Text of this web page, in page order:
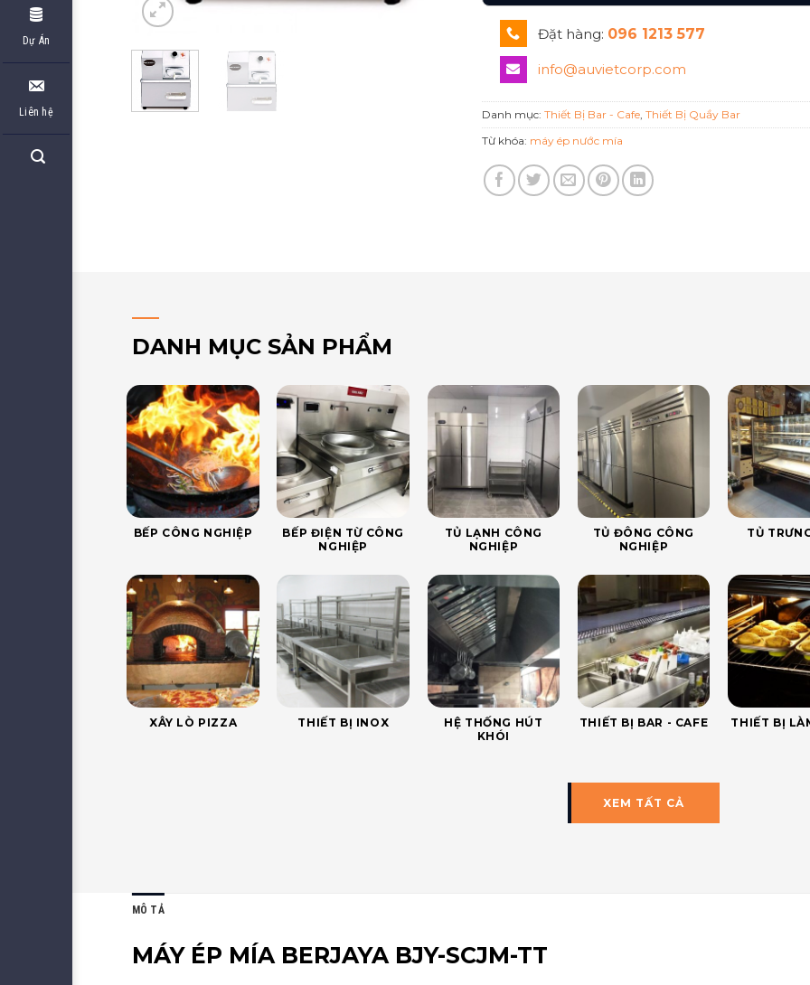
Dự Án
Liên hệ
Đặt hàng: 096 1213 577
info@auvietcorp.com
Danh mục:Thiết Bị Bar - Cafe ,Thiết Bị Quầy Bar
Từ khóa: máy ép nước mía
DANH MỤC SẢN PHẨM
BẾP CÔNG NGHIỆP
BẾP ĐIỆN TỪ CÔNG
NGHIỆP
TỦ LẠNH CÔNG
NGHIỆP
TỦ ĐÔNG CÔNG
NGHIỆP
TỦ
XÂY LÒ PIZZA THIẾT BỊ INOX
HỆ THỐNG HÚT
KHÓI
THIẾT BỊ BAR - CAFE THIẾT BỊ
XEM TẤT CẢ
MÔ TẢ
MÁY ÉP MÍA BERJAYA BJY-SCJM-TT